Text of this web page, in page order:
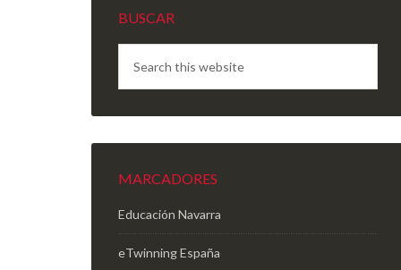
BUSCAR
MARCADORES
Educación Navarra
eTwinning España